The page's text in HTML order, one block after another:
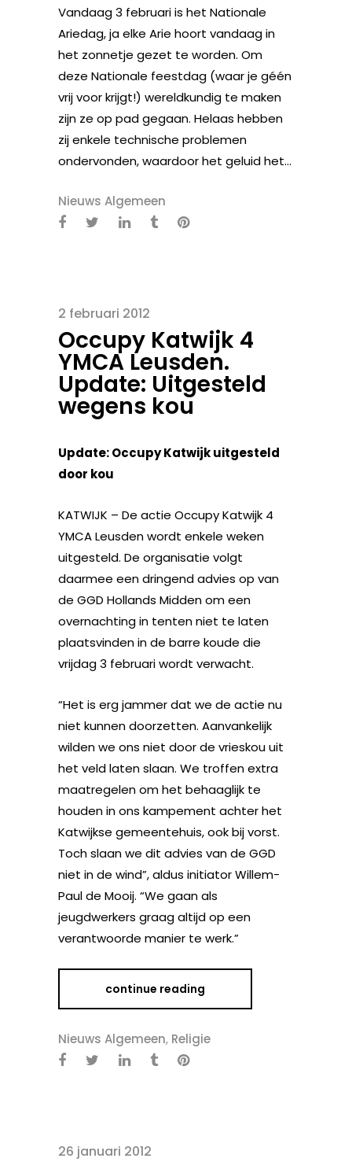
Vandaag 3 februari is het Nationale
Ariedag, ja elke Arie hoort vandaag in
het zonnetje gezet te worden. Om
deze Nationale feestdag (waar je géén
vrij voor krijgt!) wereldkundig te maken
zijn ze op pad gegaan. Helaas hebben
zij enkele technische problemen
ondervonden, waardoor het geluid het...
Nieuws Algemeen
2 februari 2012
Occupy Katwijk 4
YMCA Leusden.
Update: Uitgesteld
wegens kou
Update: Occupy Katwijk uitgesteld
door kou
KATWIJK – De actie Occupy Katwijk 4
YMCA Leusden wordt enkele weken
uitgesteld. De organisatie volgt
daarmee een dringend advies op van
de GGD Hollands Midden om een
overnachting in tenten niet te laten
plaatsvinden in de barre koude die
vrijdag 3 februari wordt verwacht.
“Het is erg jammer dat we de actie nu
niet kunnen doorzetten. Aanvankelijk
wilden we ons niet door de vrieskou uit
het veld laten slaan. We troffen extra
maatregelen om het behaaglijk te
houden in ons kampement achter het
Katwijkse gemeentehuis, ook bij vorst.
Toch slaan we dit advies van de GGD
niet in de wind”, aldus initiator Willem-
Paul de Mooij. “We gaan als
jeugdwerkers graag altijd op een
verantwoorde manier te werk.”
continue reading
Nieuws Algemeen, Religie
26 januari 2012